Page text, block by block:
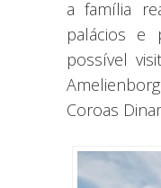
a família
palácios e
possível
Coroas